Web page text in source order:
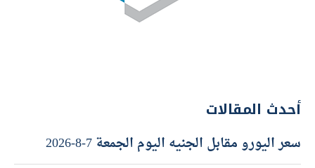
أحدث المقالات
سعر اليورو مقابل الجنيه اليوم الجمعة 7-8-2026